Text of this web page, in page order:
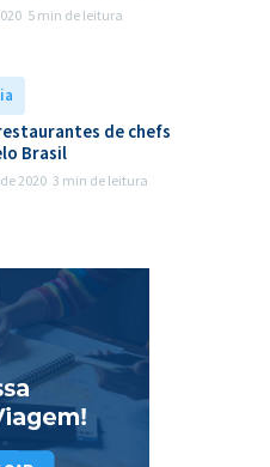
5 min de leitura
de chefs
Brasil
2020 3 min de leitura